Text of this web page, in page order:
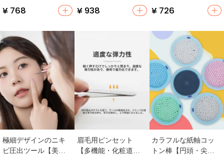
シュ式・高級感ある
デザイン】
¥ 768
ュ式・美容院用・乳
液スプレー】
¥ 938
グ メイクブラシ 洗浄
ツール ミニ乾燥ラッ
¥ 726
極細デザインのニキ
ビ圧出ツール【美容
眉毛用ピンセット
【多機能・化粧道
カラフルな紙軸コッ
トン棒【円頭・尖